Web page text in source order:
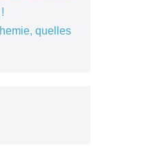
quelles